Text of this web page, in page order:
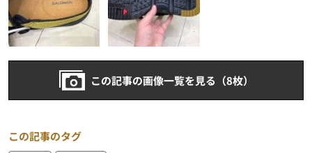
この記事の画像一覧を見る（8枚）
この記事のタグ